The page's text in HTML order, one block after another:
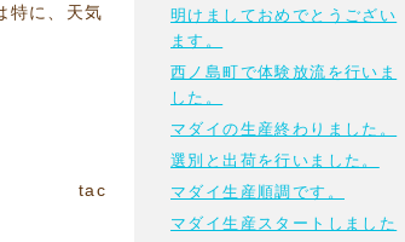
特に、天気
tac
明けましておめでとうござい
ます。
西ノ島町で体験放流を行いま
した。
マダイの生産終わりました。
選別と出荷を行いました。
マダイ生産順調です。
マダイ生産スタートしました